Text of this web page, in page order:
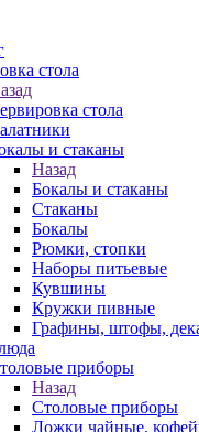
стола
стола
и стаканы
Назад
Бокалы и стаканы
Стаканы
Бокалы
Рюмки, стопки
Наборы питьевые
Кувшины
Кружки пивные
Графины, штофы,
приборы
Назад
Столовые приборы
Ложки чайные,